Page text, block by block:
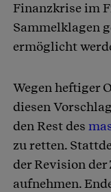
Finanzkrise im
Sammelklagen
ermöglicht
Wegen heftiger
diesen
den Rest des
zu retten.
der Revision
aufnehmen.